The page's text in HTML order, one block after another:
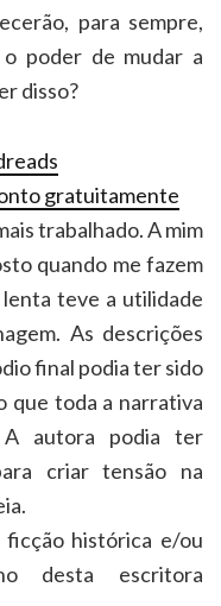
para sempre,
poder de mudar a
disso?
gratuitamente
trabalhado. A mim
quando me fazem
teve a utilidade
As descrições
final podia ter sido
que toda a narrativa
A autora podia ter
criar tensão na
ficção histórica e/ou
desta escritora